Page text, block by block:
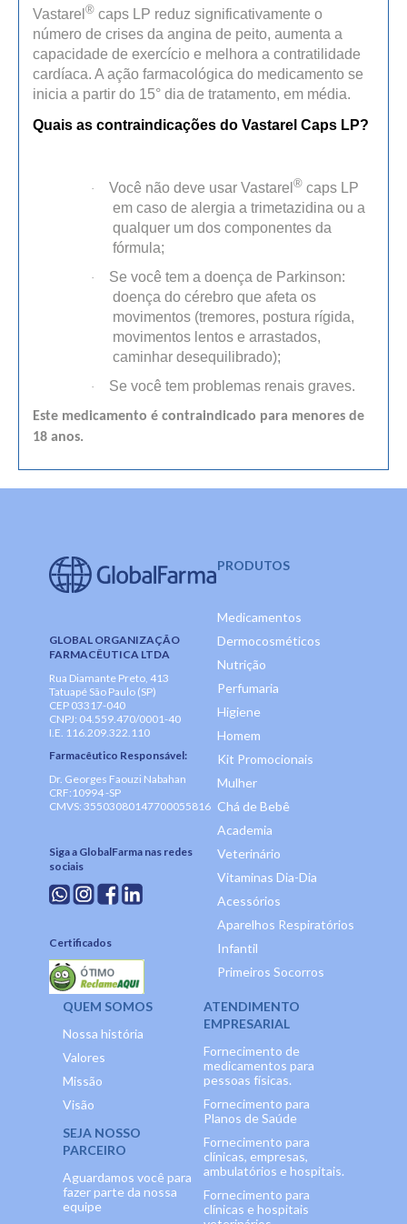
Vastarel ® caps LP reduz significativamente o
número de crises da angina de peito, aumenta a
capacidade de exercício e melhora a contratilidade
cardíaca. A ação farmacológica do medicamento se
inicia a partir do 15° dia de tratamento, em média.
Quais as contraindicações do Vastarel Caps LP?
· Você não deve usar Vastarel ® caps LP
em caso de alergia a trimetazidina ou a
qualquer um dos componentes da
fórmula;
· Se você tem a doença de Parkinson:
doença do cérebro que afeta os
movimentos (tremores, postura rígida,
movimentos lentos e arrastados,
caminhar desequilibrado);
· Se você tem problemas renais graves.
Este medicamento é contraindicado para menores de
18 anos.
GLOBAL ORGANIZAÇÃO
FARMACÊUTICA LTDA
Rua Diamante Preto, 413
Tatuapé São Paulo (SP)
CEP 03317-040
CNPJ: 04.559.470/0001-40
I.E. 116.209.322.110
Farmacêutico Responsável:
Dr. Georges Faouzi Nabahan
CRF:10994 -SP
CMVS: 35503080147700055816
Siga a GlobalFarma nas redes
sociais
Certificados
PRODUTOS
Medicamentos
Dermocosméticos
Nutrição
Perfumaria
Higiene
Homem
Kit Promocionais
Mulher
Chá de Bebê
Academia
Veterinário
Vitaminas Dia-Dia
Acessórios
Aparelhos Respiratórios
Infantil
Primeiros Socorros
QUEM SOMOS
Nossa história
Valores
Missão
Visão
SEJA NOSSO
PARCEIRO
Aguardamos você para
fazer parte da nossa
equipe
ATENDIMENTO
EMPRESARIAL
Fornecimento de
medicamentos para
pessoas físicas.
Fornecimento para
Planos de Saúde
Fornecimento para
clínicas, empresas,
ambulatórios e hospitais.
Fornecimento para
clínicas e hospitais